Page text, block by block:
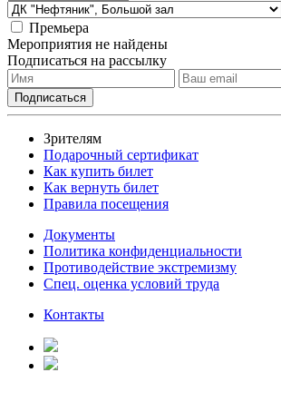
Премьера
Мероприятия не найдены
Подписаться на рассылку
Зрителям
Подарочный сертификат
Как купить билет
Как вернуть билет
Правила посещения
Документы
Политика конфиденциальности
Противодействие экстремизму
Спец. оценка условий труда
Контакты